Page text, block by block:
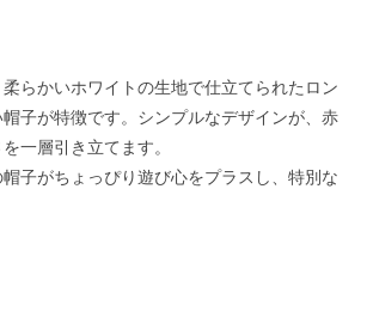
らかいホワイトの生地で仕立てられたロン
子が特徴です。シンプルなデザインが、赤
一層引き立てます。
子がちょっぴり遊び心をプラスし、特別な